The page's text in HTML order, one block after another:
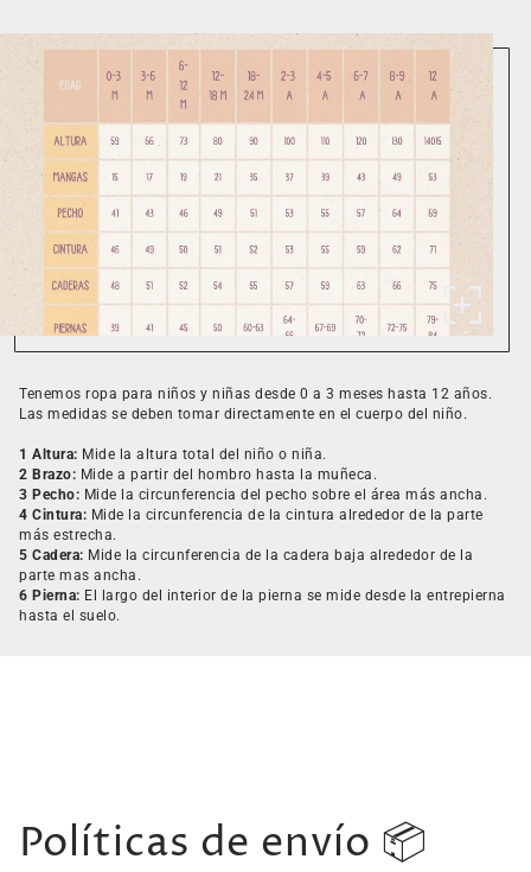
Tenemos ropa para niños y niñas desde 0 a 3 meses hasta 12 años.
Las medidas se deben tomar directamente en el cuerpo del niño.
1 Altura: Mide la altura total del niño o niña.
2 Brazo: Mide a partir del hombro hasta la muñeca.
3 Pecho: Mide la circunferencia del pecho sobre el área más ancha.
4 Cintura: Mide la circunferencia de la cintura alrededor de la parte
más estrecha.
5 Cadera: Mide la circunferencia de la cadera baja alrededor de la
parte mas ancha.
6 Pierna: El largo del interior de la pierna se mide desde la entrepierna
hasta el suelo.
Políticas de envío 📦